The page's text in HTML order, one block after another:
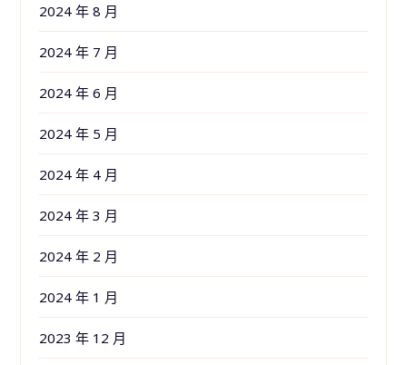
2024 年 8 月
2024 年 7 月
2024 年 6 月
2024 年 5 月
2024 年 4 月
2024 年 3 月
2024 年 2 月
2024 年 1 月
2023 年 12 月